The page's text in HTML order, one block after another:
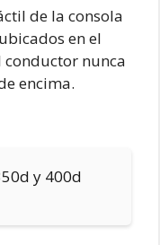
de la consola
en el
conductor nunca
encima.
y 400d